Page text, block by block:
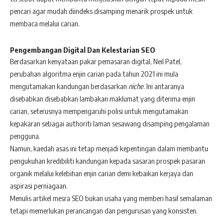
pencari agar mudah diindeks disamping menarik prospek untuk
membaca melalui carian.
Pengembangan Digital Dan Kelestarian SEO
Berdasarkan kenyataan pakar pemasaran digital, Neil Patel,
perubahan algoritma enjin carian pada tahun 2021 ini mula
mengutamakan kandungan berdasarkan niche. Ini antaranya
disebabkan disebabkan lambakan maklumat yang diterima enjin
carian, seterusnya mempengaruhi polisi untuk mengutamakan
kepakaran sebagai authoriti laman sesawang disamping pengalaman
pengguna.
Namun, kaedah asas ini tetap menjadi kepentingan dalam membantu
pengukuhan kredibiliti kandungan kepada sasaran prospek pasaran
organik melalui kelebihan enjin carian demi kebaikan kerjaya dan
aspirasi perniagaan.
Menulis artikel mesra SEO bukan usaha yang memberi hasil semalaman
tetapi memerlukan perancangan dan pengurusan yang konsisten.